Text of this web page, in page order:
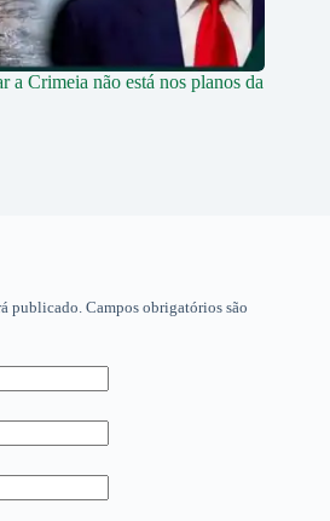
a Crimeia não está nos planos da
publicado. Campos obrigatórios são